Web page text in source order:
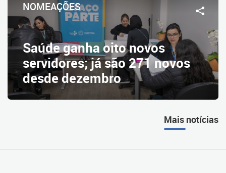
NOMEAÇÕES
Saúde ganha oito novos
servidores; já são 271 novos
desde dezembro
Mais notícias